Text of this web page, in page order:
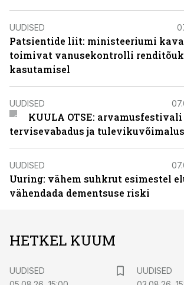
UUDISED
Patsientide liit: ministeeriumi
toimivat vanusekontrolli
kasutamisel
UUDISED
KUULA OTSE:
tervisevabadus ja
UUDISED
Uuring: vähem suhkrut esimestel
vähendada dementsuse riski
HETKEL KUUM
UUDISED
UUDISED